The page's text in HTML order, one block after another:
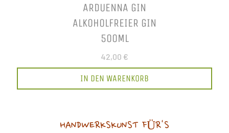
ARDUENNA GIN
ALKOHOLFREIER GIN
500ML
42,00 €
IN DEN WARENKORB
HANDWERKSKUNST FÜR'S